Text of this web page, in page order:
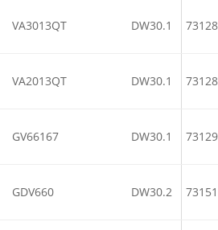
VA3013QT DW30.1
VA2013QT DW30.1
GV66167 DW30.1
GDV660 DW30.2